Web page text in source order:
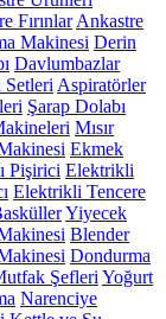
Fırınlar Ankastre
Makinesi Derin
Davlumbazlar
Setleri Aspiratörler
Şarap Dolabı
Mısır
Ekmek
Pişirici Elektrikli
Elektrikli Tencere
Yiyecek
Blender
Dondurma
Şefleri Yoğurt
Narenciye